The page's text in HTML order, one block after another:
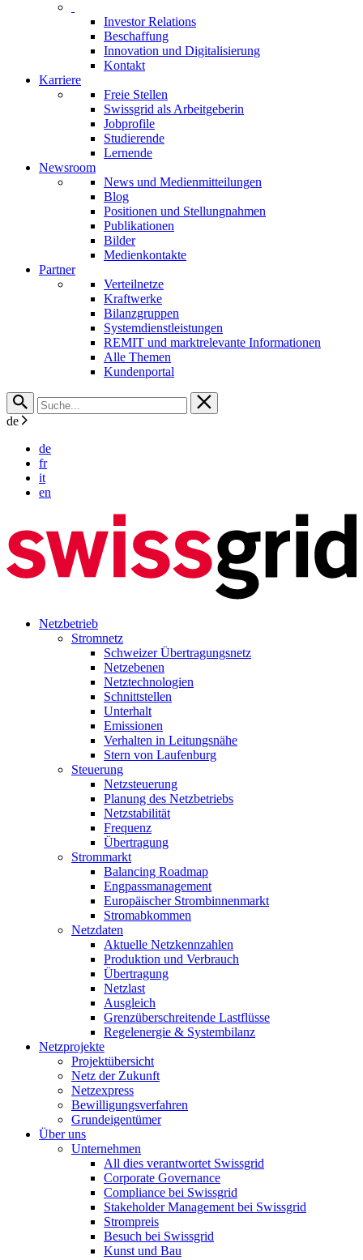
Investor Relations
Beschaffung
Innovation und Digitalisierung
Kontakt
Karriere
Freie Stellen
Swissgrid als Arbeitgeberin
Jobprofile
Studierende
Lernende
Newsroom
News und Medienmitteilungen
Blog
Positionen und Stellungnahmen
Publikationen
Bilder
Medienkontakte
Partner
Verteilnetze
Kraftwerke
Bilanzgruppen
Systemdienstleistungen
REMIT und marktrelevante Informationen
Alle Themen
Kundenportal
de
de
fr
it
en
Netzbetrieb
Stromnetz
Schweizer Übertragungsnetz
Netzebenen
Netztechnologien
Schnittstellen
Unterhalt
Emissionen
Verhalten in Leitungsnähe
Stern von Laufenburg
Steuerung
Netzsteuerung
Planung des Netzbetriebs
Netzstabilität
Frequenz
Übertragung
Strommarkt
Balancing Roadmap
Engpassmanagement
Europäischer Strombinnenmarkt
Stromabkommen
Netzdaten
Aktuelle Netzkennzahlen
Produktion und Verbrauch
Übertragung
Netzlast
Ausgleich
Grenzüberschreitende Lastflüsse
Regelenergie & Systembilanz
Netzprojekte
Projektübersicht
Netz der Zukunft
Netzexpress
Bewilligungsverfahren
Grundeigentümer
Über uns
Unternehmen
All dies verantwortet Swissgrid
Corporate Governance
Compliance bei Swissgrid
Stakeholder Management bei Swissgrid
Strompreis
Besuch bei Swissgrid
Kunst und Bau